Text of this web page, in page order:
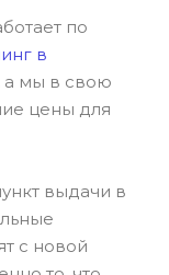
по
в
а мы в свою
цены для
выдачи в
с новой